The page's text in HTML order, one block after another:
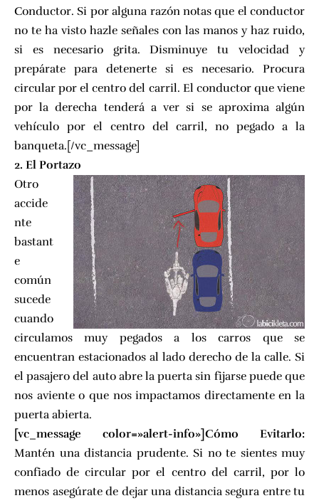
Conductor. Si por alguna razón notas que el conductor
no te ha visto hazle señales con las manos y haz ruido,
si es necesario grita. Disminuye tu velocidad y
prepárate para detenerte si es necesario. Procura
circular por el centro del carril. El conductor que viene
por la derecha tenderá a ver si se aproxima algún
vehículo por el centro del carril, no pegado a la
banqueta.[/vc_message]
2. El Portazo
Otro
accide
nte
bastant
e
común
sucede
cuando
circulamos muy pegados a los carros que se
encuentran estacionados al lado derecho de la calle. Si
el pasajero del auto abre la puerta sin fijarse puede que
nos aviente o que nos impactamos directamente en la
puerta abierta.
[vc_message color=»alert-info»]Cómo Evitarlo:
Mantén una distancia prudente. Si no te sientes muy
confiado de circular por el centro del carril, por lo
menos asegúrate de dejar una distancia segura entre tu